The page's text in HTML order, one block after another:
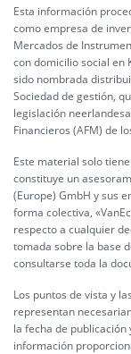
Esta información
como empresa de
Mercados de
con domicilio social en
sido nombrada
Sociedad de gestión,
legislación
Financieros (AFM) de
Este material solo
constituye un
(Europe) GmbH y sus
forma colectiva,
respecto a cualquier
tomada sobre la base
consultarse toda la
Los puntos de vista y
representan
la fecha de
información